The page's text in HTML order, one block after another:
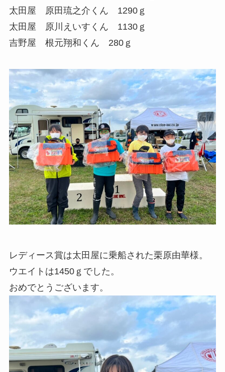
太田屋 原田琉之介くん 1290ｇ
太田屋 原川えいすくん 1130ｇ
吉野屋 根元翔和くん 280ｇ
レディース賞は太田屋に乗船された栗原由華様。
ウエイトは1450ｇでした。
おめでとうございます。